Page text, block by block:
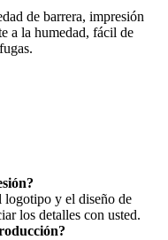
de barrera, impresión
a la humedad, fácil de
logotipo y el diseño de
los detalles con usted.